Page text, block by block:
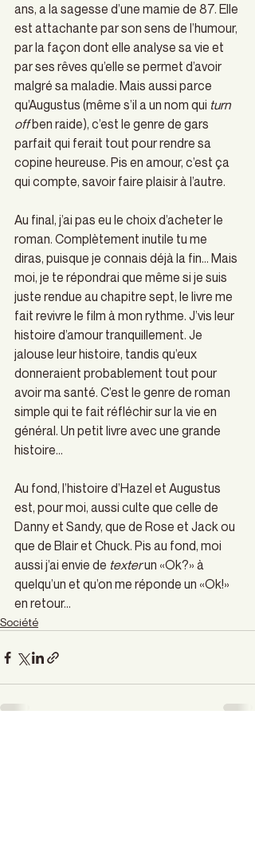
ans, a la sagesse d’une mamie de 87. Elle
est attachante par son sens de l’humour,
par la façon dont elle analyse sa vie et
par ses rêves qu’elle se permet d’avoir
malgré sa maladie. Mais aussi parce
qu’Augustus (même s’il a un nom qui turn
off ben raide), c’est le genre de gars
parfait qui ferait tout pour rendre sa
copine heureuse. Pis en amour, c’est ça
qui compte, savoir faire plaisir à l’autre.
Au final, j’ai pas eu le choix d’acheter le
roman. Complètement inutile tu me
diras, puisque je connais déjà la fin… Mais
moi, je te répondrai que même si je suis
juste rendue au chapitre sept, le livre me
fait revivre le film à mon rythme. J’vis leur
histoire d’amour tranquillement. Je
jalouse leur histoire, tandis qu’eux
donneraient probablement tout pour
avoir ma santé. C’est le genre de roman
simple qui te fait réfléchir sur la vie en
général. Un petit livre avec une grande
histoire…
Au fond, l’histoire d’Hazel et Augustus
est, pour moi, aussi culte que celle de
Danny et Sandy, que de Rose et Jack ou
que de Blair et Chuck. Pis au fond, moi
aussi j’ai envie de texter un «Ok?» à
quelqu’un et qu’on me réponde un «Ok!»
en retour…
Société